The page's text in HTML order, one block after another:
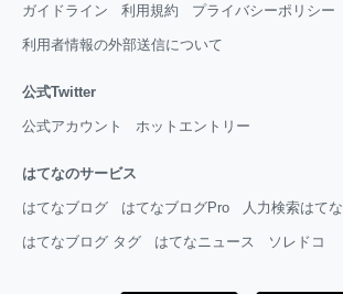
ガイドライン 利用規約 プライバシーポリシー
利用者情報の外部送信について
公式Twitter
公式アカウント ホットエントリー
はてなのサービス
はてなブログ はてなブログPro 人力検索はてな
はてなブログ タグ はてなニュース ソレドコ